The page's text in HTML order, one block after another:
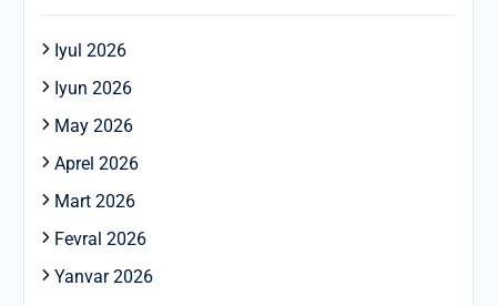
Iyul 2026
Iyun 2026
May 2026
Aprel 2026
Mart 2026
Fevral 2026
Yanvar 2026